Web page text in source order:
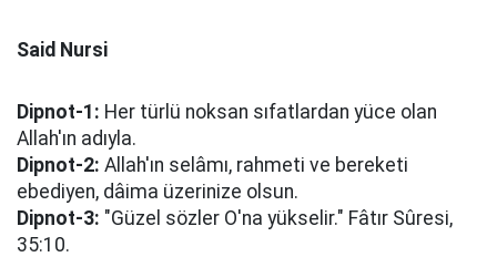
Said Nursi
Dipnot-1: Her türlü noksan sıfatlardan yüce olan
Allah'ın adıyla.
Dipnot-2: Allah'ın selâmı, rahmeti ve bereketi
ebediyen, dâima üzerinize olsun.
Dipnot-3: "Güzel sözler O'na yükselir." Fâtır Sûresi,
35:10.